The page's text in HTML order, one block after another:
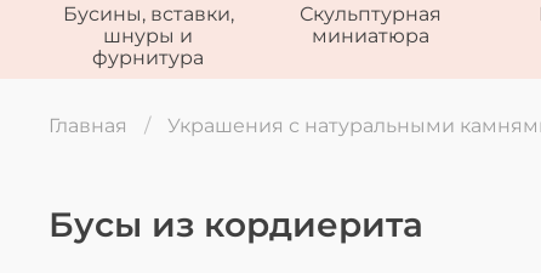
Бусины, вставки,
шнуры и
фурнитура
Скульптурная
миниатюра
Главная Украшения с натуральными
Бусы из кордиерита